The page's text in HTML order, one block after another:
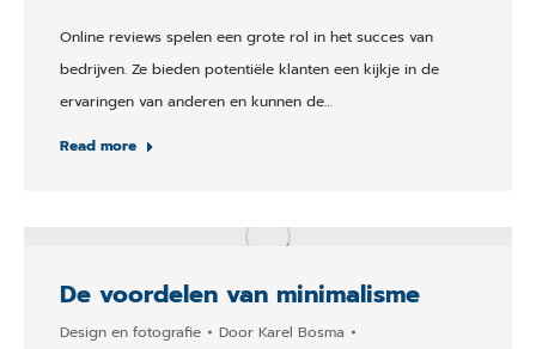
Online reviews spelen een grote rol in het succes van
bedrijven. Ze bieden potentiële klanten een kijkje in de
ervaringen van anderen en kunnen de…
Read more
De voordelen van minimalisme
Design en fotografie Door Karel Bosma